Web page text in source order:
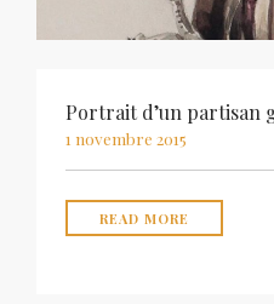
Portrait d’un partisan
1 novembre 2015
READ MORE